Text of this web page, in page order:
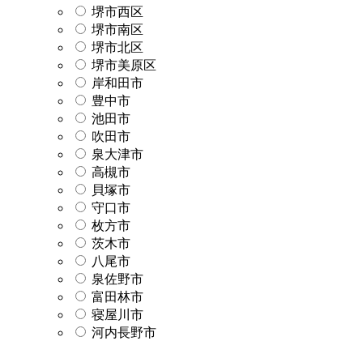
堺市西区
堺市南区
堺市北区
堺市美原区
岸和田市
豊中市
池田市
吹田市
泉大津市
高槻市
貝塚市
守口市
枚方市
茨木市
八尾市
泉佐野市
富田林市
寝屋川市
河内長野市